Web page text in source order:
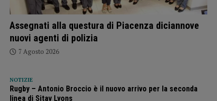
Assegnati alla questura di Piacenza diciannove
nuovi agenti di polizia
7 Agosto 2026
NOTIZIE
Rugby – Antonio Broccio è il nuovo arrivo per la seconda
linea di Sitav Lyons